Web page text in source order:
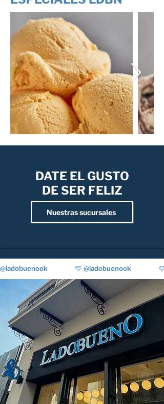
DATE EL GUSTO
DE SER FELIZ
Nuestras sucursales
@ladobuenook                  🩵